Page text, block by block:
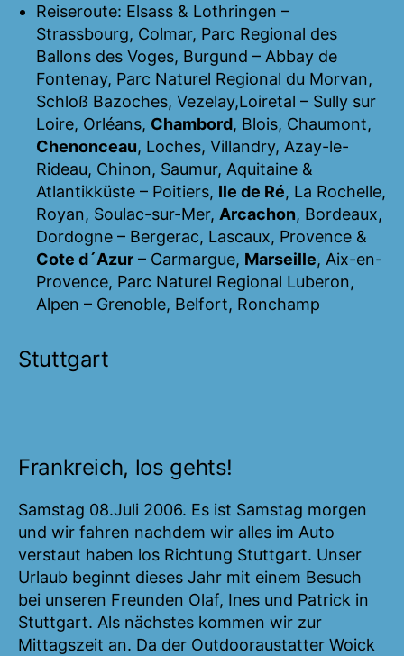
Reiseroute: Elsass & Lothringen –
Strassbourg, Colmar, Parc Regional des
Ballons des Voges, Burgund – Abbay de
Fontenay, Parc Naturel Regional du Morvan,
Schloß Bazoches, Vezelay,Loiretal – Sully sur
Loire, Orléans, Chambord, Blois, Chaumont,
Chenonceau, Loches, Villandry, Azay-le-
Rideau, Chinon, Saumur, Aquitaine &
Atlantikküste – Poitiers, Ile de Ré, La Rochelle,
Royan, Soulac-sur-Mer, Arcachon, Bordeaux,
Dordogne – Bergerac, Lascaux, Provence &
Cote d´Azur – Carmargue, Marseille, Aix-en-
Provence, Parc Naturel Regional Luberon,
Alpen – Grenoble, Belfort, Ronchamp
Stuttgart
Frankreich, los gehts!
Samstag 08.Juli 2006. Es ist Samstag morgen
und wir fahren nachdem wir alles im Auto
verstaut haben los Richtung Stuttgart. Unser
Urlaub beginnt dieses Jahr mit einem Besuch
bei unseren Freunden Olaf, Ines und Patrick in
Stuttgart. Als nächstes kommen wir zur
Mittagszeit an. Da der Outdooraustatter Woick